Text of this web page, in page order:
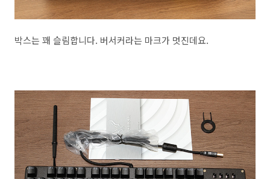
박스는 꽤 슬림합니다. 버서커라는 마크가 멋진데요.